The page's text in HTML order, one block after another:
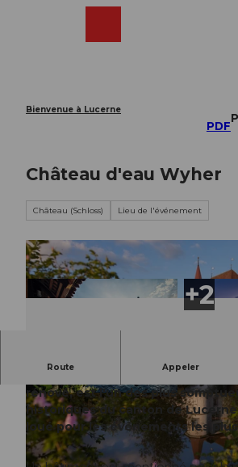
Bienvenue à Lucerne
PDF
Château d'eau Wyher
Château (Schloss) Lieu de l'événement
©
Route Appeler
Le château à douves de Wyher,
rénové, est l'un des plus
historiques du canton de
loué pour les événements les